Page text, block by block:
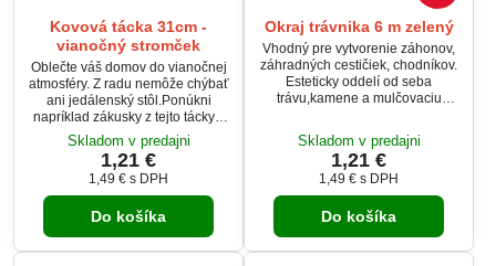
Kovová tácka 31cm -
vianočný stromček
Oblečte váš domov do vianočnej
atmosféry. Z radu nemôže chýbať
ani jedálenský stôl.Ponúkni
napríklad zákusky z tejto tácky s
vianočným motívom alebo ju
používajte počas večere.
Skladom v predajni
1,21 €
1,49 € s DPH
Do košíka
Okraj trávnika 6 m zelený
Vhodný pre vytvorenie záhonov,
záhradných cestičiek, chodníkov.
Esteticky oddelí od seba
trávu,kamene a mulčovaciu
jednoduchá a rýchla.Odporúča
sa aj použitie na oddelenie
strovom,kríkov atď. na trávnatých
plochách
Skladom v predajni
1,21 €
1,49 € s DPH
Do košíka